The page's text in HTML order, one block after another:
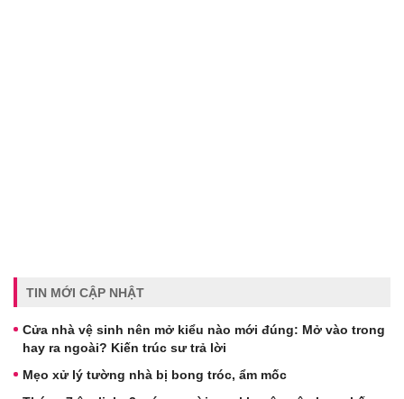
TIN MỚI CẬP NHẬT
Cửa nhà vệ sinh nên mở kiểu nào mới đúng: Mở vào trong
hay ra ngoài? Kiến trúc sư trả lời
Mẹo xử lý tường nhà bị bong tróc, ẩm mốc